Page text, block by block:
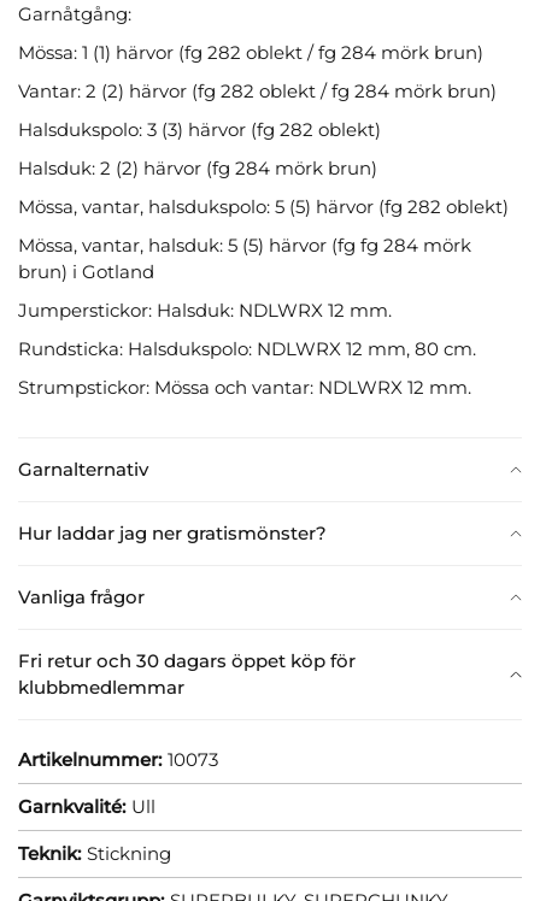
Garnalternativ
Hur laddar jag ner gratismönster?
Vanliga frågor
Fri retur och 30 dagars öppet köp för
klubbmedlemmar
Garnåtgång:
Mössa: 1 (1) härvor (fg 282 oblekt / fg 284 mörk brun)
Vantar: 2 (2) härvor (fg 282 oblekt / fg 284 mörk brun)
Halsdukspolo: 3 (3) härvor (fg 282 oblekt)
Halsduk: 2 (2) härvor (fg 284 mörk brun)
Mössa, vantar, halsdukspolo: 5 (5) härvor (fg 282 oblekt)
Mössa, vantar, halsduk: 5 (5) härvor (fg fg 284 mörk
brun) i Gotland
Jumperstickor: Halsduk: NDLWRX 12 mm.
Rundsticka: Halsdukspolo: NDLWRX 12 mm, 80 cm.
Strumpstickor: Mössa och vantar: NDLWRX 12 mm.
Artikelnummer: 10073
Garnkvalité: Ull
Teknik: Stickning